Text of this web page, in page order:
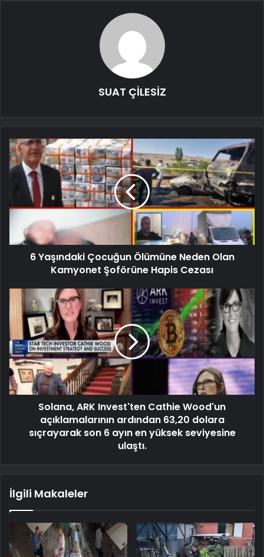
SUAT ÇİLESİZ
6 Yaşındaki Çocuğun Ölümüne Neden Olan
Kamyonet Şoförüne Hapis Cezası
Solana, ARK Invest'ten Cathie Wood'un
açıklamalarının ardından 63,20 dolara
sıçrayarak son 6 ayın en yüksek seviyesine
ulaştı.
İlgili Makaleler